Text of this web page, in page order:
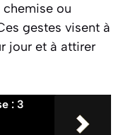
chemise ou
gestes visent à
jour et à attirer
: 3